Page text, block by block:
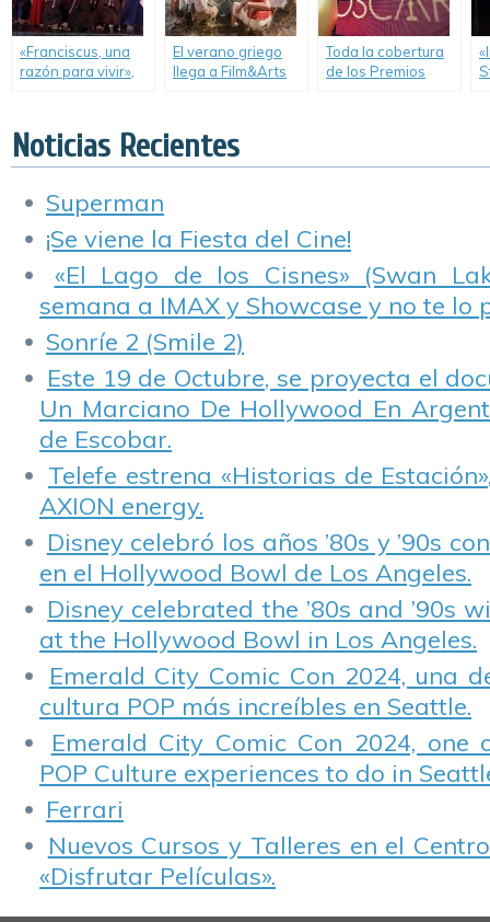
«Franciscus, una
razón para vivir»,
Broadway.
El verano griego
llega a Film&Arts
Toda la cobertura
de los Premios
Noticias Recientes
Superman
¡Se viene la Fiesta del Cine!
«El Lago de los Cisnes» (Swan
semana a IMAX y Showcase y no te lo
Sonríe 2 (Smile 2)
Este 19 de Octubre, se proyecta el
Un Marciano De Hollywood En
de Escobar.
Telefe estrena «Historias de
AXION energy.
Disney celebró los años ’80s y ’90s
en el Hollywood Bowl de Los Angeles.
Disney celebrated the ’80s and ’90s
at the Hollywood Bowl in Los Angeles.
Emerald City Comic Con 2024, una
cultura POP más increíbles en Seattle.
Emerald City Comic Con 2024,
POP Culture experiences to do in
Ferrari
Nuevos Cursos y Talleres en el
«Disfrutar Películas».